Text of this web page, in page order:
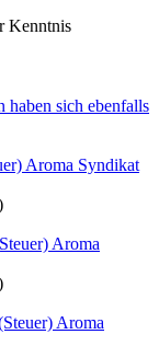
Kenntnis
haben sich ebenfalls
Aroma Syndikat
Aroma
Aroma